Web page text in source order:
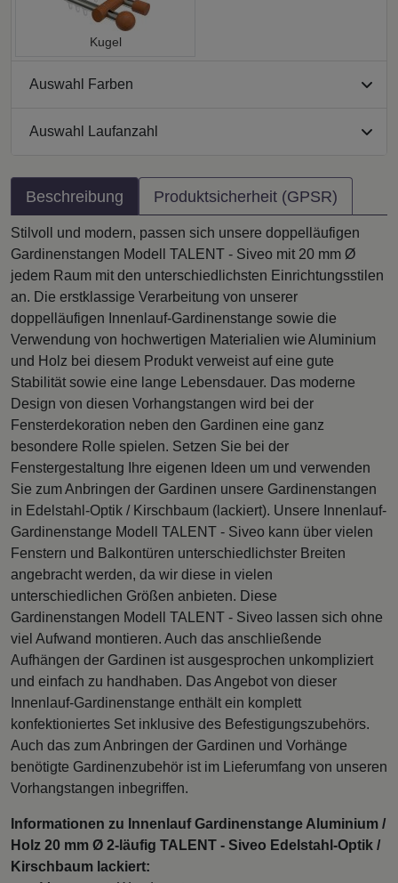
Kugel
Auswahl Farben
Auswahl Laufanzahl
Beschreibung Produktsicherheit (GPSR)
Stilvoll und modern, passen sich unsere doppelläufigen
Gardinenstangen Modell TALENT - Siveo mit 20 mm Ø
jedem Raum mit den unterschiedlichsten Einrichtungsstilen
an. Die erstklassige Verarbeitung von unserer
doppelläufigen Innenlauf-Gardinenstange sowie die
Verwendung von hochwertigen Materialien wie Aluminium
und Holz bei diesem Produkt verweist auf eine gute
Stabilität sowie eine lange Lebensdauer. Das moderne
Design von diesen Vorhangstangen wird bei der
Fensterdekoration neben den Gardinen eine ganz
besondere Rolle spielen. Setzen Sie bei der
Fenstergestaltung Ihre eigenen Ideen um und verwenden
Sie zum Anbringen der Gardinen unsere Gardinenstangen
in Edelstahl-Optik / Kirschbaum (lackiert). Unsere Innenlauf-
Gardinenstange Modell TALENT - Siveo kann über vielen
Fenstern und Balkontüren unterschiedlichster Breiten
angebracht werden, da wir diese in vielen
unterschiedlichen Größen anbieten. Diese
Gardinenstangen Modell TALENT - Siveo lassen sich ohne
viel Aufwand montieren. Auch das anschließende
Aufhängen der Gardinen ist ausgesprochen unkompliziert
und einfach zu handhaben. Das Angebot von dieser
Innenlauf-Gardinenstange enthält ein komplett
konfektioniertes Set inklusive des Befestigungszubehörs.
Auch das zum Anbringen der Gardinen und Vorhänge
benötigte Gardinenzubehör ist im Lieferumfang von unseren
Vorhangstangen inbegriffen.
Informationen zu Innenlauf Gardinenstange Aluminium /
Holz 20 mm Ø 2-läufig TALENT - Siveo Edelstahl-Optik /
Kirschbaum lackiert: